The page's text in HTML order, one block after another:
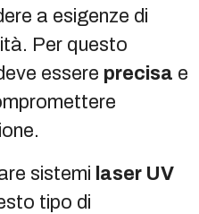
a esigenze di
Per questo
essere precisa e
sistemi laser UV
tipo di